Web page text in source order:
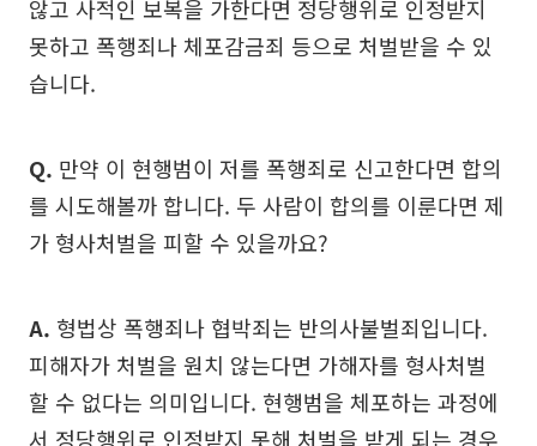
않고 사적인 보복을 가한다면 정당행위로 인정받지
못하고 폭행죄나 체포감금죄 등으로 처벌받을 수 있
습니다.
Q. 만약 이 현행범이 저를 폭행죄로 신고한다면 합의
를 시도해볼까 합니다. 두 사람이 합의를 이룬다면 제
가 형사처벌을 피할 수 있을까요?
A. 형법상 폭행죄나 협박죄는 반의사불벌죄입니다.
피해자가 처벌을 원치 않는다면 가해자를 형사처벌
할 수 없다는 의미입니다. 현행범을 체포하는 과정에
서 정당행위로 인정받지 못해 처벌을 받게 되는 경우